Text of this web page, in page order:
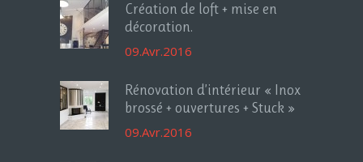
Création de loft + mise en
décoration.
09.Avr.2016
Rénovation d’intérieur « Inox
brossé + ouvertures + Stuck »
09.Avr.2016